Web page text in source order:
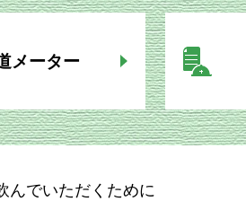
メーター
んでいただくために